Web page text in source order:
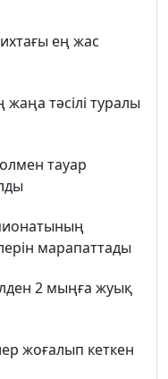
ең жас
тәсілі туралы
тауар
марапаттады
2 мыңға жуық
жоғалып кеткен